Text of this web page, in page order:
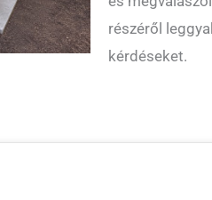
részéről
kérdéseket.